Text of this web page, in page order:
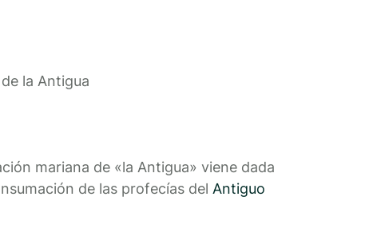
la Antigua
mariana de «la Antigua» viene dada
de las profecías del Antiguo